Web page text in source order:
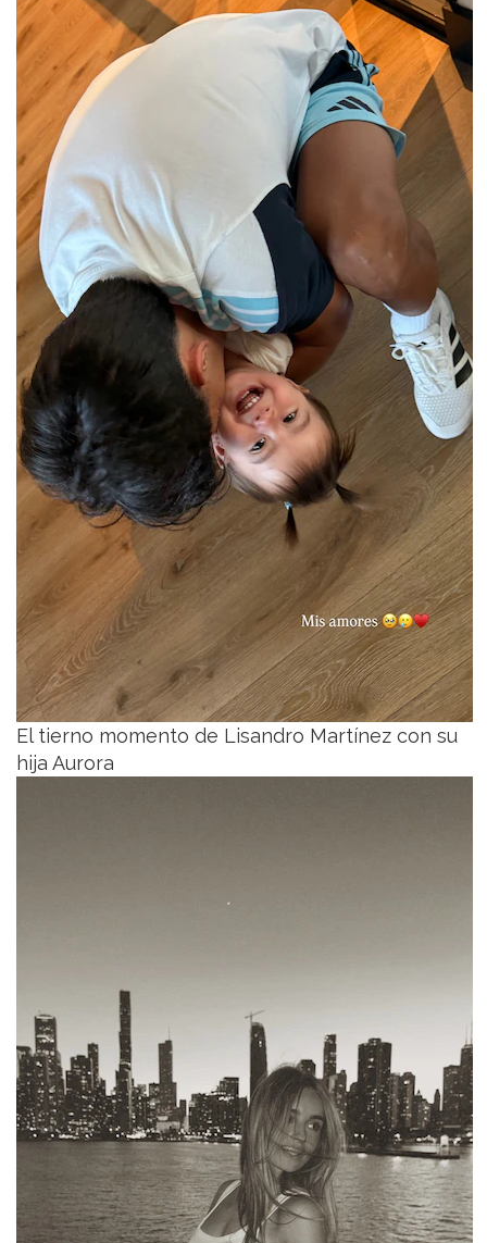
El tierno momento de Lisandro Martínez con su
hija Aurora